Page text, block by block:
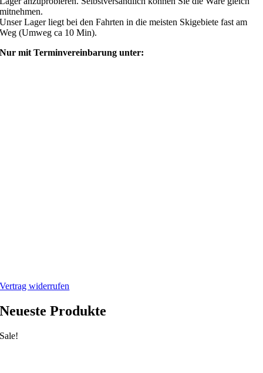
mitnehmen.
Unser Lager liegt bei den Fahrten in die meisten Skigebiete fast am
Weg (Umweg ca 10 Min).
Nur mit Terminvereinbarung unter:
Vertrag widerrufen
Neueste Produkte
Sale!